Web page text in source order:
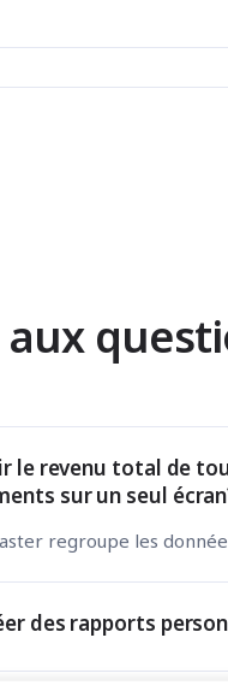
aux
le revenu total de
sur un seul
regroupe les
des rapports